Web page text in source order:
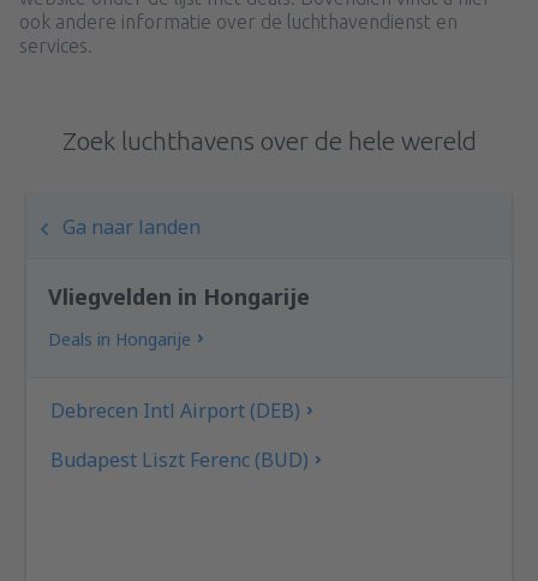
ook andere informatie over de luchthavendienst en
services.
Zoek luchthavens over de hele wereld
Ga naar landen
Vliegvelden in Hongarije
Deals in Hongarije
Debrecen Intl Airport (DEB)
Budapest Liszt Ferenc (BUD)